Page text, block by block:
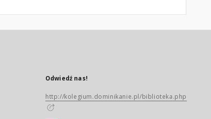
Odwiedź nas!
http://kolegium.dominikanie.pl/biblioteka.php